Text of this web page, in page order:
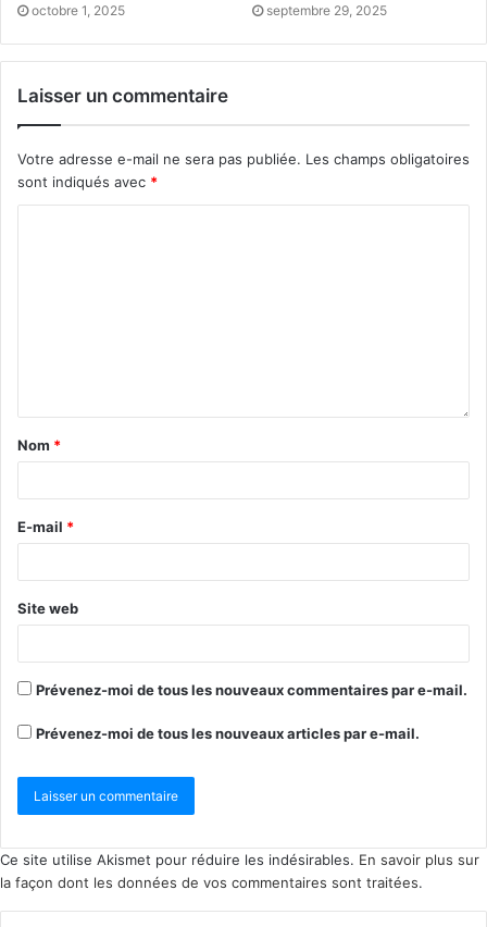
octobre 1, 2025 septembre 29, 2025
Laisser un commentaire
Votre adresse e-mail ne sera pas publiée. Les champs obligatoires
sont indiqués avec *
Nom *
E-mail *
Site web
Prévenez-moi de tous les nouveaux commentaires par e-mail.
Prévenez-moi de tous les nouveaux articles par e-mail.
Ce site utilise Akismet pour réduire les indésirables. En savoir plus sur
la façon dont les données de vos commentaires sont traitées.